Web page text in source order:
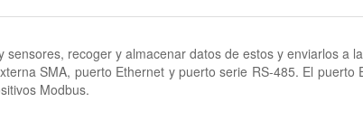
recoger y almacenar datos de estos y enviarlos a
SMA, puerto Ethernet y puerto serie RS-485. El
Modbus.